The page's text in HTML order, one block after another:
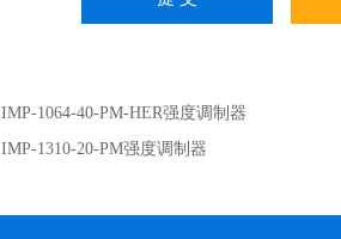
IMP-1064-40-PM-HER强度调制器
IMP-1310-20-PM强度调制器